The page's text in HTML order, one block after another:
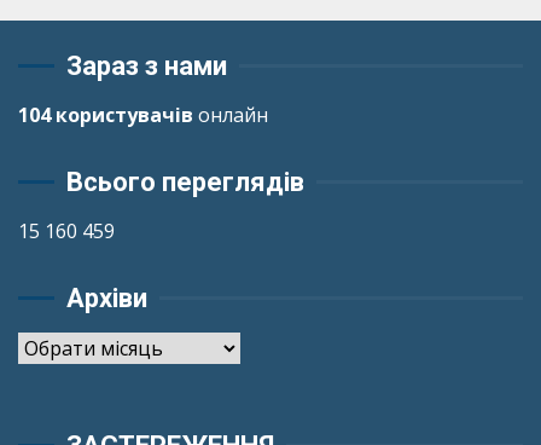
Зараз з нами
104 користувачів онлайн
Всього переглядів
15 160 459
Архіви
Архіви